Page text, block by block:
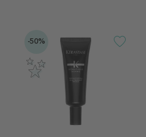
-50%